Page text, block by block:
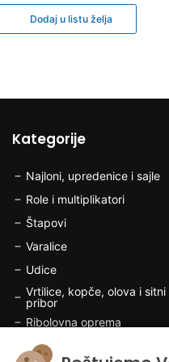
Dodaj u listu želja
Kategorije
Najloni, upredenice i sajle
Role i multiplikatori
Štapovi
Varalice
Udice
Vrtilice, kopče, olova i sitni
pribor
Ribolovna oprema
Brodska elektronika